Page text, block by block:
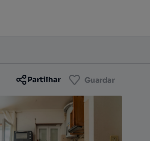
Partilhar Guardar